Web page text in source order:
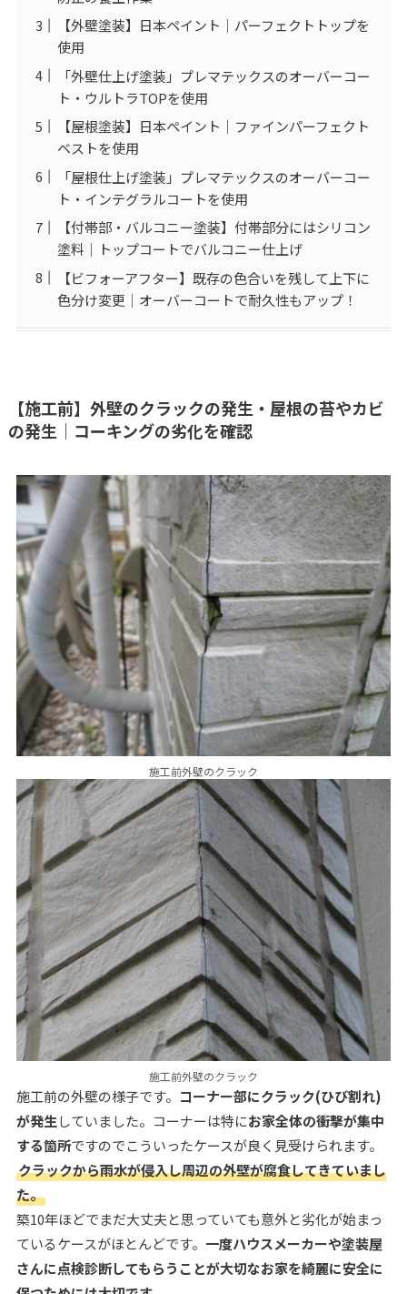
【外壁塗装】日本ペイント｜パーフェクトトップを
使用
「外壁仕上げ塗装」プレマテックスのオーバーコー
ト・ウルトラTOPを使用
【屋根塗装】日本ペイント｜ファインパーフェクト
ベストを使用
「屋根仕上げ塗装」プレマテックスのオーバーコー
ト・インテグラルコートを使用
【付帯部・バルコニー塗装】付帯部分にはシリコン
塗料｜トップコートでバルコニー仕上げ
【ビフォーアフター】既存の色合いを残して上下に
色分け変更｜オーバーコートで耐久性もアップ！
【施工前】外壁のクラックの発生・屋根の苔やカビ
の発生｜コーキングの劣化を確認
施工前外壁のクラック
施工前外壁のクラック
施工前の外壁の様子です。 コーナー部にクラック(ひび割れ)
が発生していました。コーナーは特にお家全体の衝撃が集中
する箇所ですのでこういったケースが良く見受けられます。
クラックから雨水が侵入し周辺の外壁が腐食してきていまし
た。
築10年ほどでまだ大丈夫と思っていても意外と劣化が始まっ
ているケースがほとんどです。 一度ハウスメーカーや塗装屋
さんに点検診断してもらうことが大切なお家を綺麗に安全に